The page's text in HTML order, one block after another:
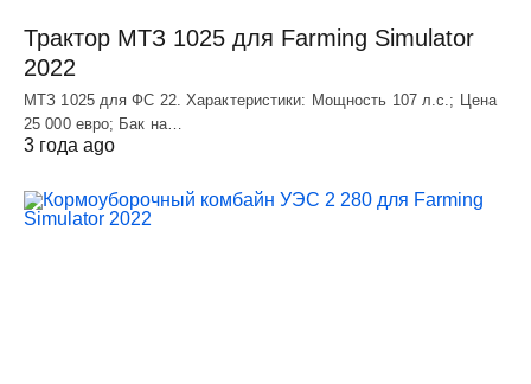
Трактор МТЗ 1025 для Farming Simulator
2022
МТЗ 1025 для ФС 22. Характеристики: Мощность 107 л.c.; Цена
25 000 евро; Бак на…
3 года ago